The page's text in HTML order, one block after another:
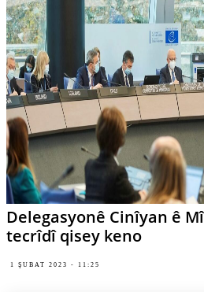
Delegasyonê Cinîyan ê
tecrîdî qisey keno
1 ŞUBAT 2023 - 11:25